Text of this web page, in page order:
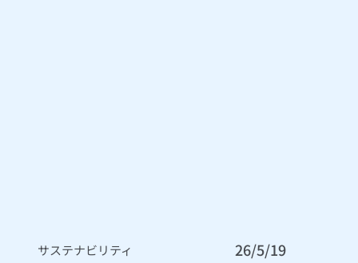
サステナビリティ 26/5/19